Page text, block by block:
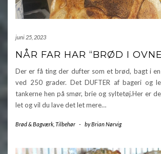
juni 25, 2023
NÅR FAR HAR “BRØD I
Der er få ting der dufter som et brød, bagt i
ved 250 grader. Det DUFTER af bageri og
tankerne hen på smør, brie og syltetøj.Her er
let og vil du lave det let mere…
Brød & Bagværk Tilbehør - byBrian Nørvig